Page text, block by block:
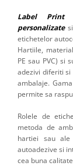
Label Print
personalizatesi
etichetelor
Hartiile,
PE sau PVC) si
adezivi diferiti
ambalaje.
permite sa
Rolele de
metoda de
hartiei sau ale
autoadezive si
cea buna